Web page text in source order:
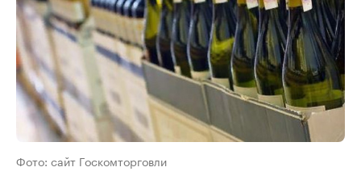
Фото: сайт Госкомторговли